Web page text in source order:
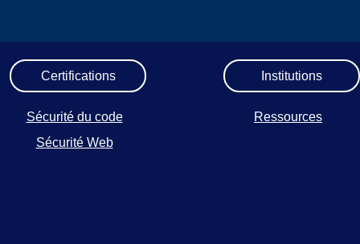
Certifications
Sécurité du code
Sécurité Web
Institutions
Ressources